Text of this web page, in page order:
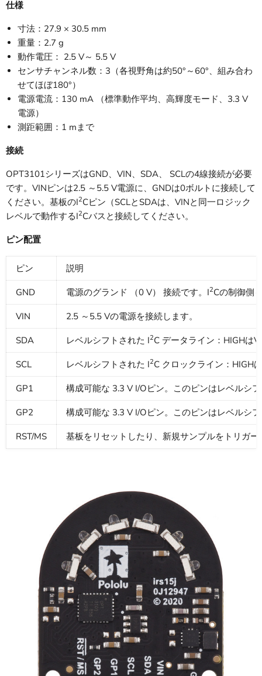
仕様
寸法：27.9 × 30.5 mm
重量：2.7 g
動作電圧： 2.5 V～ 5.5 V
センサチャンネル数：3（各視野角は約50°～60°、組み合わ
せてほぼ180°）
電源電流：130 mA （標準動作平均、高輝度モード、3.3 V
電源）
測距範囲：1 mまで
接続
OPT3101シリーズはGND、VIN、SDA、 SCLの4線接続が必要
です。VINピンは2.5 ～5.5 V電源に、GNDは0ボルトに接続して
ください。基板のI2Cピン（SCLとSDAは、VINと同一ロジック
レベルで動作するI2Cバスと接続してください。
ピン配置
ピン 説明
GND 電源のグランド （0 V） 接続です。I2Cの制御側
VIN 2.5 ～5.5 Vの電源を接続します。
SDA レベルシフトされた I2C データライン：HIGHは
SCL レベルシフトされた I2C クロックライン：HIGH
GP1 構成可能な 3.3 V I/Oピン。このピンはレベルシ
GP2 構成可能な 3.3 V I/Oピン。このピンはレベルシ
RST/MS 基板をリセットしたり、新規サンプルをトリガ